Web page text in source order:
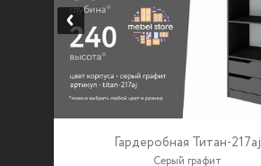
Гардеробная Титан-217aj
Серый графит